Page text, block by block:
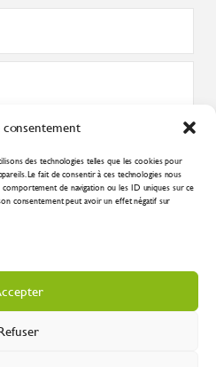
des technologies telles que les cookies pour
Le fait de consentir à ces technologies nous
de navigation ou les ID uniques sur ce
consentement peut avoir un effet négatif sur
utilisées pour traiter ma demande